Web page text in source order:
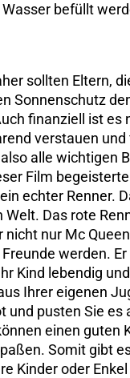
befüllt
sollten Eltern,
Sonnenschutz
finanziell ist
verstauen
alle wichtigen
Film
echter Renner.
Das rote
nur Mc
werden.
Kind lebendig
Ihrer eigenen
und pusten Sie
einen guten
Somit gibt
Kinder oder